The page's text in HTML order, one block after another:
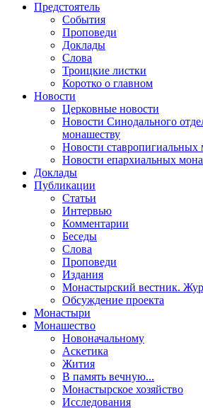
Предстоятель
События
Проповеди
Доклады
Слова
Троицкие листки
Коротко о главном
Новости
Церковные новости
Новости Синодального
монашеству
Новости ставропигиальных
Новости епархиальных
Доклады
Публикации
Статьи
Интервью
Комментарии
Беседы
Слова
Проповеди
Издания
Монастырский вестник.
Обсуждение проекта
Монастыри
Монашество
Новоначальному
Аскетика
Жития
В память вечную...
Монастырское хозяйство
Исследования